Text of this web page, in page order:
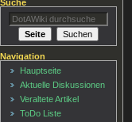
Suche
Navigation
Hauptseite
Aktuelle Diskussionen
Veraltete Artikel
ToDo Liste